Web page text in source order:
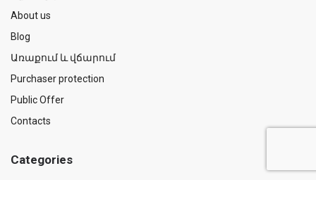
About us
Blog
Առաքում և վճարում
Purchaser protection
Public Offer
Contacts
Categories